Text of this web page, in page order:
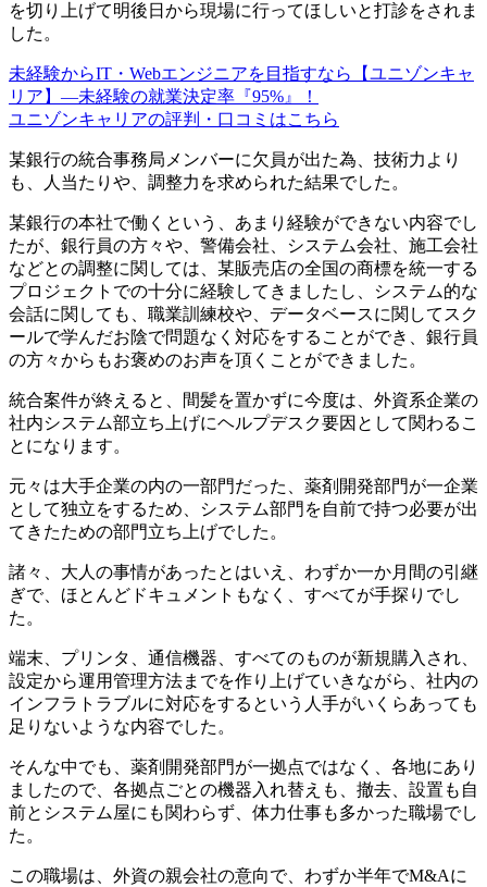
を切り上げて明後日から現場に行ってほしいと打診をされま
した。
未経験からIT・Webエンジニアを目指すなら【ユニゾンキャ
リア】―未経験の就業決定率『95%』！
ユニゾンキャリアの評判・口コミはこちら
某銀行の統合事務局メンバーに欠員が出た為、技術力より
も、人当たりや、調整力を求められた結果でした。
某銀行の本社で働くという、あまり経験ができない内容でし
たが、銀行員の方々や、警備会社、システム会社、施工会社
などとの調整に関しては、某販売店の全国の商標を統一する
プロジェクトでの十分に経験してきましたし、システム的な
会話に関しても、職業訓練校や、データベースに関してスク
ールで学んだお陰で問題なく対応をすることができ、銀行員
の方々からもお褒めのお声を頂くことができました。
統合案件が終えると、間髪を置かずに今度は、外資系企業の
社内システム部立ち上げにヘルプデスク要因として関わるこ
とになります。
元々は大手企業の内の一部門だった、薬剤開発部門が一企業
として独立をするため、システム部門を自前で持つ必要が出
てきたための部門立ち上げでした。
諸々、大人の事情があったとはいえ、わずか一か月間の引継
ぎで、ほとんどドキュメントもなく、すべてが手探りでし
た。
端末、プリンタ、通信機器、すべてのものが新規購入され、
設定から運用管理方法までを作り上げていきながら、社内の
インフラトラブルに対応をするという人手がいくらあっても
足りないような内容でした。
そんな中でも、薬剤開発部門が一拠点ではなく、各地にあり
ましたので、各拠点ごとの機器入れ替えも、撤去、設置も自
前とシステム屋にも関わらず、体力仕事も多かった職場でし
た。
この職場は、外資の親会社の意向で、わずか半年でM&Aに